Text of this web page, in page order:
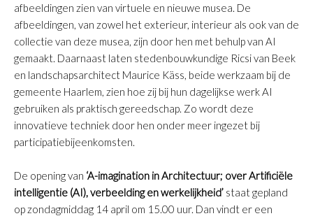
afbeeldingen zien van virtuele en nieuwe musea. De
afbeeldingen, van zowel het exterieur, interieur als ook van de
collectie van deze musea, zijn door hen met behulp van AI
gemaakt. Daarnaast laten stedenbouwkundige Ricsi van Beek
en landschapsarchitect Maurice Käss, beide werkzaam bij de
gemeente Haarlem, zien hoe zij bij hun dagelijkse werk AI
gebruiken als praktisch gereedschap. Zo wordt deze
innovatieve techniek door hen onder meer ingezet bij
participatiebijeenkomsten.
De opening van ‘A-imagination in Architectuur; over Artificiële
intelligentie (AI), verbeelding en werkelijkheid’ staat gepland
op zondagmiddag 14 april om 15.00 uur. Dan vindt er een